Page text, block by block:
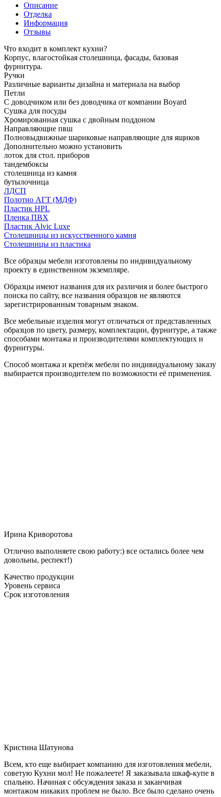
Описание
Отделка
Информация
Отзывы
Что входит в комплект кухни?
Корпус, влагостойкая столешница, фасады, базовая
фурнитура.
Ручки
Различные варианты дизайна и материала на выбор
Петли
С доводчиком или без доводчика от компании Boyard
Сушка для посуды
Хромированная сушка с двойным поддоном
Направляющие пвш
Полновыдвижные шариковые направляющие для ящиков
Дополнительно можно установить
лоток для стол. приборов
тандембоксы
столешница из камня
бутылочница
ЛДСП
Полотно АГТ (МДФ)
Пластик HPL
Пленка ПВХ
Пластик Alvic Luxe
Столешницы из искусственного камня
Столешницы из пластика
Все образцы мебели изготовлены по индивидуальному
проекту в единственном экземпляре.
Образцы имеют названия для их различия и более быстрого
поиска по сайту, все названия образцов не являются
зарегистрированным товарным знаком.
Все мебельные изделия могут отличаться от представленных
образцов по цвету, размеру, комплектации, фурнитуре, а также
способами монтажа и производителями комплектующих и
фурнитуры.
Способ монтажа и крепёж мебели по индивидуальному заказу
выбирается производителем по возможности её применения.
Ирина Криворотова
Отлично выполняете свою работу:) все остались более чем
довольны, респект!)
Качество продукции
Уровень сервиса
Срок изготовления
Кристина Шатунова
Всем, кто еще выбирает компанию для изготовления мебели,
советую Кухни мол! Не пожалеете! Я заказывала шкаф-купе в
спальню. Начиная с обсуждения заказа и заканчивая
монтажом никаких проблем не было. Все было сделано очень